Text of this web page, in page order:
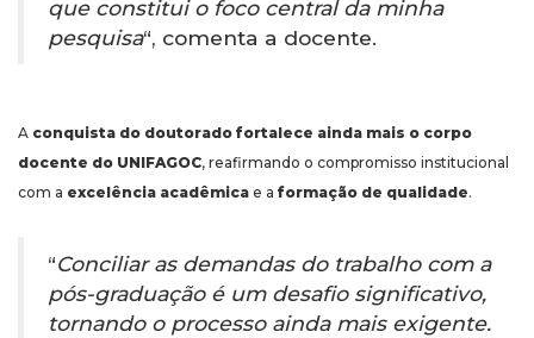
que constitui o foco central da minha
pesquisa“, comenta a docente.
A conquista do doutorado fortalece ainda mais o corpo
docente do UNIFAGOC, reafirmando o compromisso institucional
com a excelência acadêmica e a formação de qualidade.
“Conciliar as demandas do trabalho com a
pós-graduação é um desafio significativo,
tornando o processo ainda mais exigente.